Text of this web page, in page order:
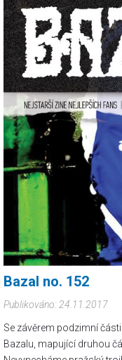
Bazal no. 152
Publikováno: 24.11.2017
Se závěrem podzimní
Bazalu, mapující druhou